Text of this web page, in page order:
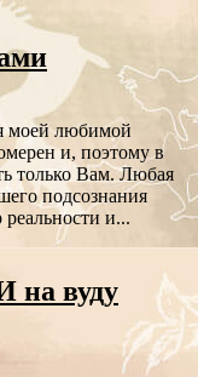
моей любимой
и, поэтому в
только Вам. Любая
подсознания
реальности и...
на вуду